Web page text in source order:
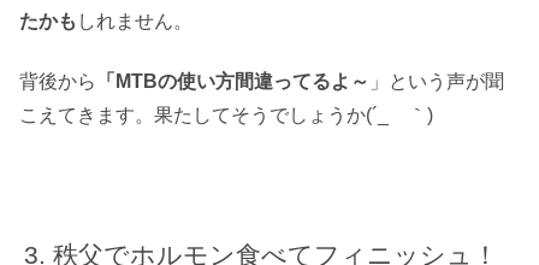
たかも しれません。
背後から 「MTBの使い方間違ってるよ～ 」という声が聞
こえてきます。果たしてそうでしょうか(´_ゝ｀)
秩父でホルモン食べてフィニッシュ！